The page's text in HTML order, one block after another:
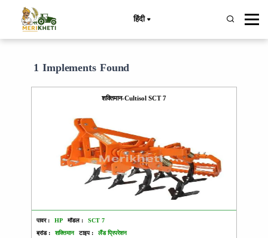
हिंदी
1 Implements Found
शक्तिमान-Cultisol SCT 7
पावर : HP मॉडल :
SCT 7
ब्रांड :
शक्तिमान टाइप : लैंड प्रिपरेशन